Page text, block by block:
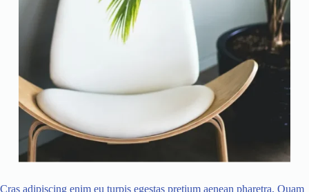
Cras adipiscing enim eu turpis egestas pretium aenean pharetra. Quam